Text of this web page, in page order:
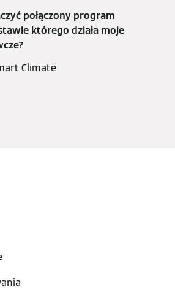
połączony program
którego działa moje
Climate